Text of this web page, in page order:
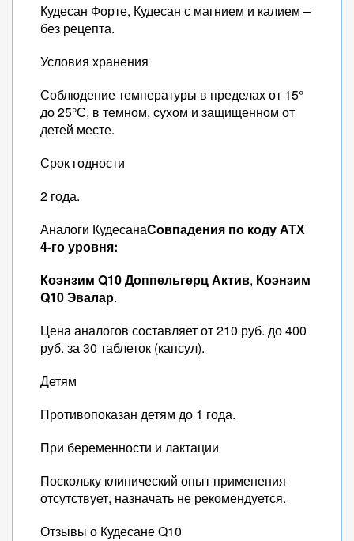
Кудесан Форте, Кудесан с магнием и калием –
без рецепта.
Условия хранения
Соблюдение температуры в пределах от 15°
до 25°С, в темном, сухом и защищенном от
детей месте.
Срок годности
2 года.
Аналоги КудесанаСовпадения по коду АТХ
4-го уровня:
Коэнзим Q10 Доппельгерц Актив, Коэнзим
Q10 Эвалар.
Цена аналогов составляет от 210 руб. до 400
руб. за 30 таблеток (капсул).
Детям
Противопоказан детям до 1 года.
При беременности и лактации
Поскольку клинический опыт применения
отсутствует, назначать не рекомендуется.
Отзывы о Кудесане Q10